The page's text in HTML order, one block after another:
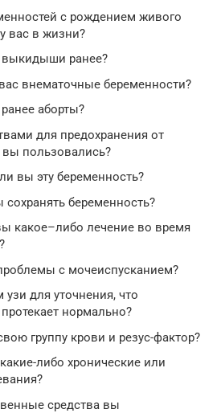
с рождением живого
вас в жизни?
ранее?
внематочные беременности?
аборты?
для предохранения от
пользовались?
вы эту беременность?
беременность?
какое–либо лечение во время
с мочеиспусканием?
для уточнения, что
нормально?
группу крови и резус-фактор?
либо хронические или
средства вы